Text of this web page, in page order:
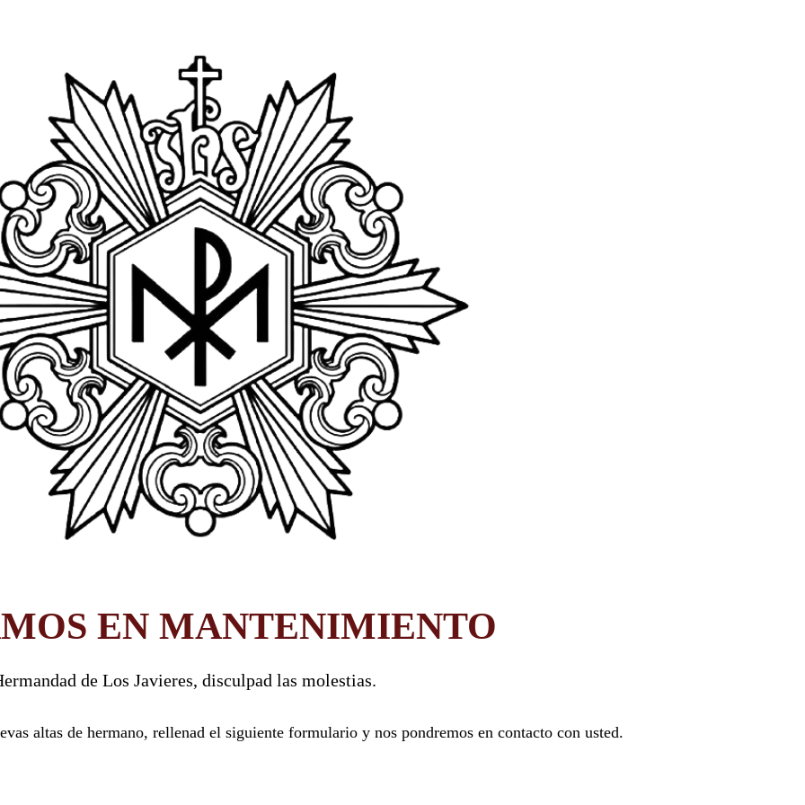
EN MANTENIMIENTO
de Los Javieres, disculpad las molestias.
altas de hermano, rellenad el siguiente formulario y nos pondremos en contacto con usted.